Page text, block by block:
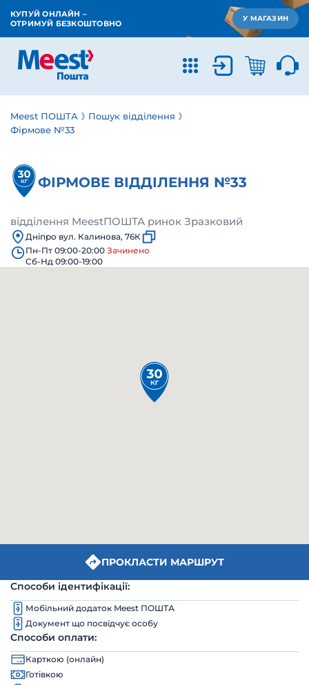
КУПУЙ ОНЛАЙН –
ОТРИМУЙ БЕЗКОШТОВНО
У МАГАЗИН
Meest ПОШТА
Пошук відділення
Фірмове №33
ФІРМОВЕ ВІДДІЛЕННЯ №33
відділення MeestПОШТА ринок Зразковий
Дніпро вул. Калинова, 76К
Пн-Пт 09:00-20:00 Зачинено
Сб-Нд 09:00-19:00
ПРОКЛАСТИ МАРШРУТ
Способи ідентифікації:
Мобільний додаток Meest ПОШТА
Документ що посвідчує особу
Способи оплати:
Карткою (онлайн)
Готівкою